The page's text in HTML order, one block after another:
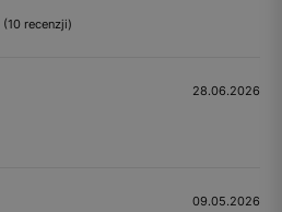
(10 recenzji)
28.06.2026
09.05.2026